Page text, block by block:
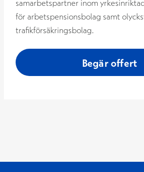
samarbetspartner inom
för arbetspensionsbolag samt
trafikförsäkringsbolag.
Begär offert